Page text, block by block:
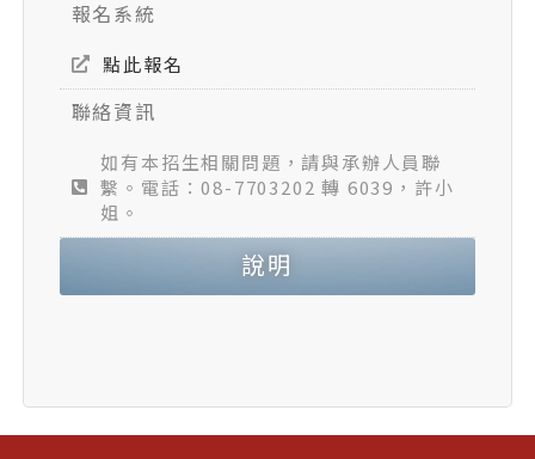
報名系統
點此報名
聯絡資訊
如有本招生相關問題，請與承辦人員聯
繫。電話：08-7703202 轉 6039，許小
姐。
說明